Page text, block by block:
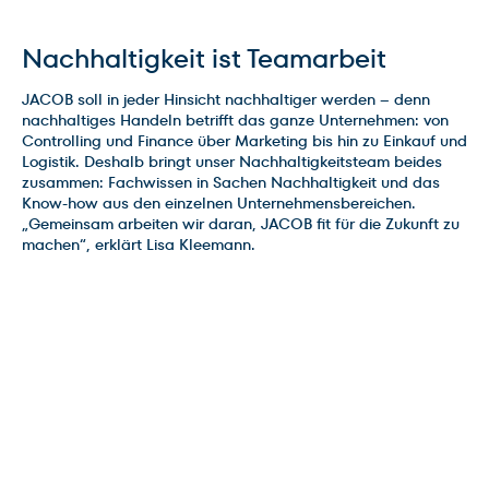
Nachhaltigkeit ist Teamarbeit
JACOB soll in jeder Hinsicht nachhaltiger werden – denn
nachhaltiges Handeln betrifft das ganze Unternehmen: von
Controlling und Finance über Marketing bis hin zu Einkauf und
Logistik. Deshalb bringt unser Nachhaltigkeitsteam beides
zusammen: Fachwissen in Sachen Nachhaltigkeit und das
Know-how aus den einzelnen Unternehmensbereichen.
„Gemeinsam arbeiten wir daran, JACOB fit für die Zukunft zu
machen“, erklärt Lisa Kleemann.